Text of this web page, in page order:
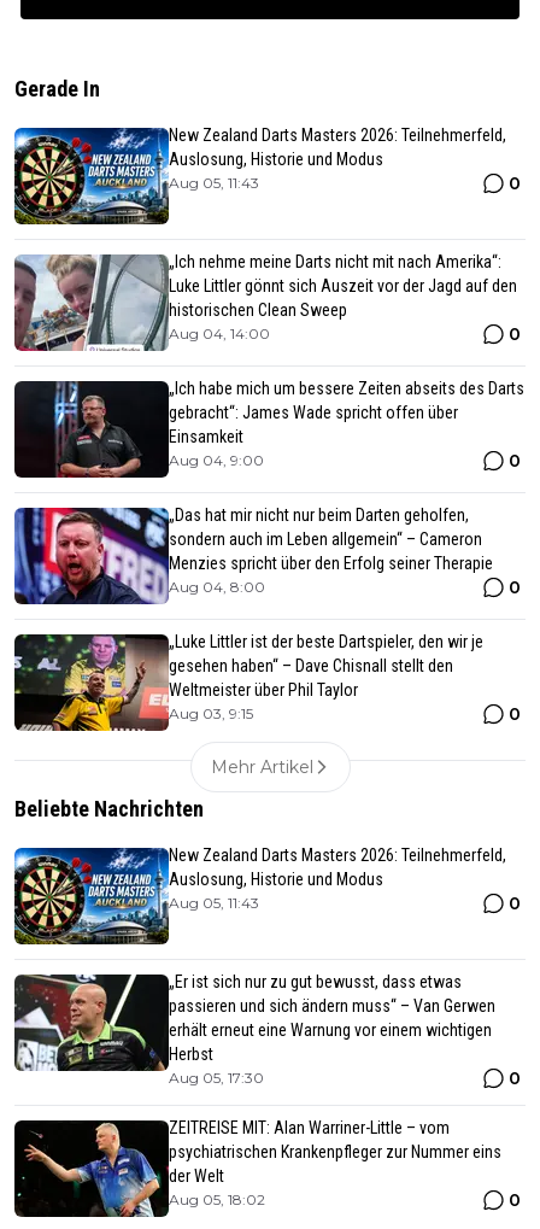
Gerade In
New Zealand Darts Masters 2026: Teilnehmerfeld,
Auslosung, Historie und Modus
Aug 05, 11:43 0
„Ich nehme meine Darts nicht mit nach Amerika“:
Luke Littler gönnt sich Auszeit vor der Jagd auf den
historischen Clean Sweep
Aug 04, 14:00 0
„Ich habe mich um bessere Zeiten abseits des Darts
gebracht“: James Wade spricht offen über
Einsamkeit
Aug 04, 9:00 0
„Das hat mir nicht nur beim Darten geholfen,
sondern auch im Leben allgemein“ – Cameron
Menzies spricht über den Erfolg seiner Therapie
Aug 04, 8:00 0
„Luke Littler ist der beste Dartspieler, den wir je
gesehen haben“ – Dave Chisnall stellt den
Weltmeister über Phil Taylor
Aug 03, 9:15 0
Mehr Artikel
Beliebte Nachrichten
New Zealand Darts Masters 2026: Teilnehmerfeld,
Auslosung, Historie und Modus
Aug 05, 11:43 0
„Er ist sich nur zu gut bewusst, dass etwas
passieren und sich ändern muss“ – Van Gerwen
erhält erneut eine Warnung vor einem wichtigen
Herbst
Aug 05, 17:30 0
ZEITREISE MIT: Alan Warriner-Little – vom
psychiatrischen Krankenpfleger zur Nummer eins
der Welt
Aug 05, 18:02 0